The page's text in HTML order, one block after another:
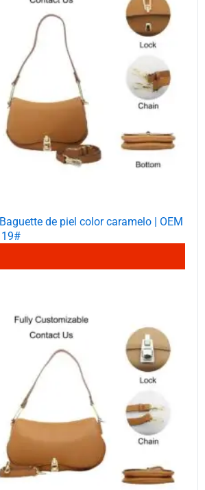
de piel color caramelo | OEM